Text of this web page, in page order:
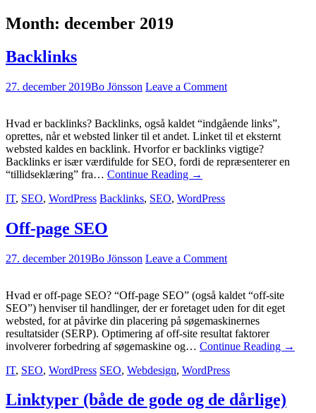
Month: december 2019
Backlinks
27. december 2019Bo Jönsson Leave a Comment
Hvad er backlinks? Backlinks, også kaldet “indgående links”,
oprettes, når et websted linker til et andet. Linket til et eksternt
websted kaldes en backlink. Hvorfor er backlinks vigtige?
Backlinks er især værdifulde for SEO, fordi de repræsenterer en
“tillidseklæring” fra… Continue Reading →
IT, SEO, WordPress Backlinks, SEO, WordPress
Off-page SEO
27. december 2019Bo Jönsson Leave a Comment
Hvad er off-page SEO? “Off-page SEO” (også kaldet “off-site
SEO”) henviser til handlinger, der er foretaget uden for dit eget
websted, for at påvirke din placering på søgemaskinernes
resultatsider (SERP). Optimering af off-site resultat faktorer
involverer forbedring af søgemaskine og… Continue Reading →
IT, SEO, WordPress SEO, Webdesign, WordPress
Linktyper (både de gode og de dårlige)